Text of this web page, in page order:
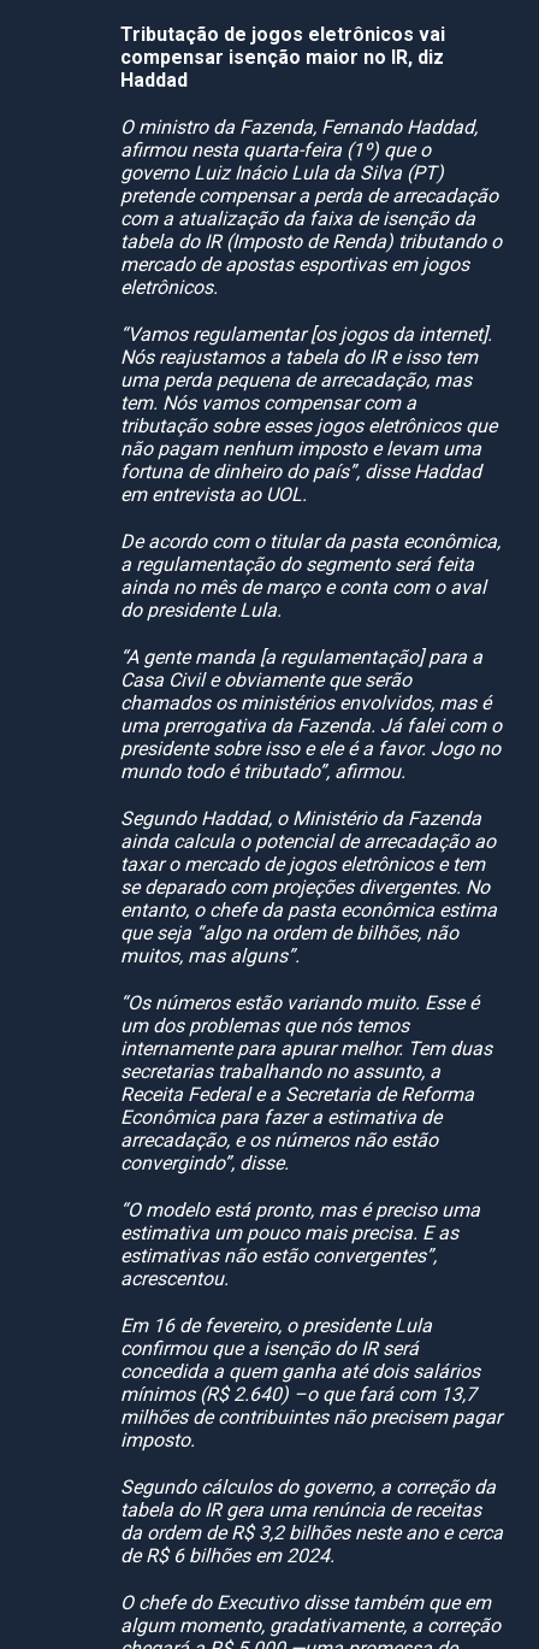
Tributação de jogos eletrônicos vai
compensar isenção maior no IR, diz
Haddad
O ministro da Fazenda, Fernando Haddad,
afirmou nesta quarta-feira (1º) que o
governo Luiz Inácio Lula da Silva (PT)
pretende compensar a perda de arrecadação
com a atualização da faixa de isenção da
tabela do IR (Imposto de Renda) tributando o
mercado de apostas esportivas em jogos
eletrônicos.
“Vamos regulamentar [os jogos da internet].
Nós reajustamos a tabela do IR e isso tem
uma perda pequena de arrecadação, mas
tem. Nós vamos compensar com a
tributação sobre esses jogos eletrônicos que
não pagam nenhum imposto e levam uma
fortuna de dinheiro do país”, disse Haddad
em entrevista ao UOL.
De acordo com o titular da pasta econômica,
a regulamentação do segmento será feita
ainda no mês de março e conta com o aval
do presidente Lula.
“A gente manda [a regulamentação] para a
Casa Civil e obviamente que serão
chamados os ministérios envolvidos, mas é
uma prerrogativa da Fazenda. Já falei com o
presidente sobre isso e ele é a favor. Jogo no
mundo todo é tributado”, afirmou.
Segundo Haddad, o Ministério da Fazenda
ainda calcula o potencial de arrecadação ao
taxar o mercado de jogos eletrônicos e tem
se deparado com projeções divergentes. No
entanto, o chefe da pasta econômica estima
que seja “algo na ordem de bilhões, não
muitos, mas alguns”.
“Os números estão variando muito. Esse é
um dos problemas que nós temos
internamente para apurar melhor. Tem duas
secretarias trabalhando no assunto, a
Receita Federal e a Secretaria de Reforma
Econômica para fazer a estimativa de
arrecadação, e os números não estão
convergindo”, disse.
“O modelo está pronto, mas é preciso uma
estimativa um pouco mais precisa. E as
estimativas não estão convergentes”,
acrescentou.
Em 16 de fevereiro, o presidente Lula
confirmou que a isenção do IR será
concedida a quem ganha até dois salários
mínimos (R$ 2.640) –o que fará com 13,7
milhões de contribuintes não precisem pagar
imposto.
Segundo cálculos do governo, a correção da
tabela do IR gera uma renúncia de receitas
da ordem de R$ 3,2 bilhões neste ano e cerca
de R$ 6 bilhões em 2024.
O chefe do Executivo disse também que em
algum momento, gradativamente, a correção